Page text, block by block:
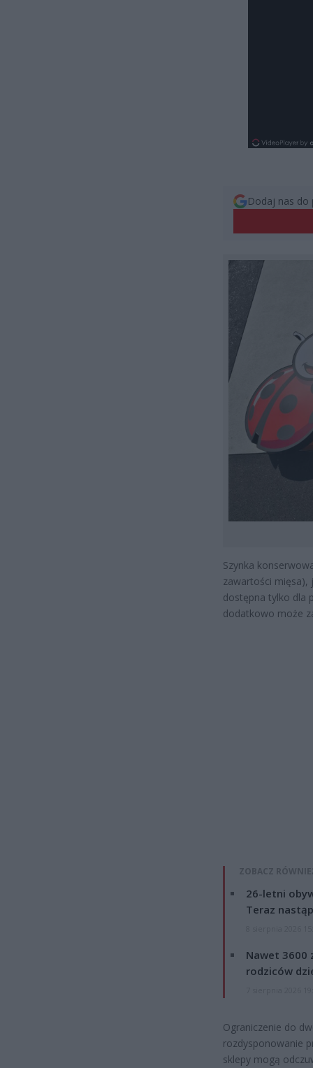
Dodaj nas do
Szynka
zawartości
dostępna tylko dla
dodatkowo może
ZOBACZ
26-letni
Teraz
Nawet 3600
rodziców
Ograniczenie do
rozdysponowanie
sklepy mogą